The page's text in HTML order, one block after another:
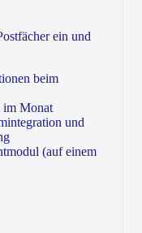
ein und
beim
im Monat
und
(auf einem